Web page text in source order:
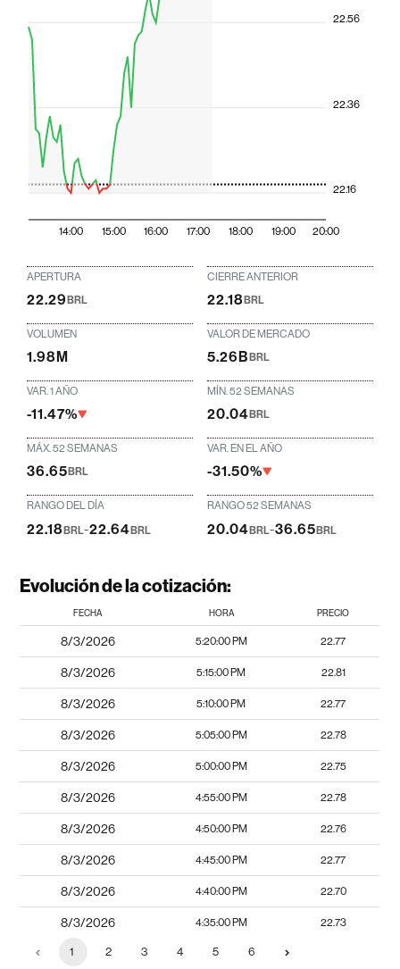
14:00 15:00 16:00 17:00 18:00 19:00 20:00
22.16
22.36
22.56
APERTURA
22.29BRL
CIERRE ANTERIOR
22.18BRL
VOLUMEN
1.98M
VALOR DE MERCADO
5.26BBRL
VAR. 1 AÑO
-11.47%
MÍN. 52 SEMANAS
20.04BRL
MÁX. 52 SEMANAS
36.65BRL
VAR. EN EL AÑO
-31.50%
RANGO DEL DÍA
22.18BRL-22.64BRL
RANGO 52 SEMANAS
20.04 BRL-36.65 BRL
Evolución de la cotización:
FECHA HORA PRECIO
8/3/2026 5:20:00 PM 22.77
8/3/2026 5:15:00 PM 22.81
8/3/2026 5:10:00 PM 22.77
8/3/2026 5:05:00 PM 22.78
8/3/2026 5:00:00 PM 22.75
8/3/2026 4:55:00 PM 22.78
8/3/2026 4:50:00 PM 22.76
8/3/2026 4:45:00 PM 22.77
8/3/2026 4:40:00 PM 22.70
8/3/2026 4:35:00 PM 22.73
1 2 3 4 5 6